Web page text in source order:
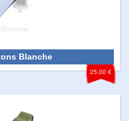
Blanche
25,00 €